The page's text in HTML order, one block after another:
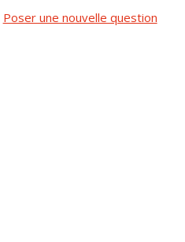
Poser une nouvelle question